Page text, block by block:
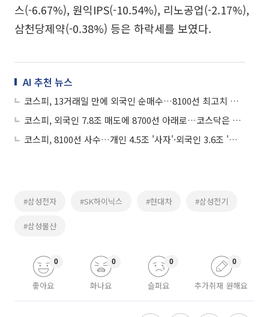
스(-6.67%), 원익IPS(-10.54%), 리노공업(-2.17%),
삼천당제약(-0.38%) 등은 하락세를 보였다.
AI 추천 뉴스
코스피, 13거래일 만에 외국인 순매수…8100선 최고치 경신
코스피, 외국인 7.8조 매도에 8700선 아래로…코스닥은 6거래일만에 반등
코스피, 8100선 사수…개인 4.5조 '사자'·외국인 3.6조 '팔자'
#삼성전자 #SK하이닉스 #현대차 #삼성전기
#삼성물산
좋아요
0
화나요
0
슬퍼요
0
추가취재 원해요
0